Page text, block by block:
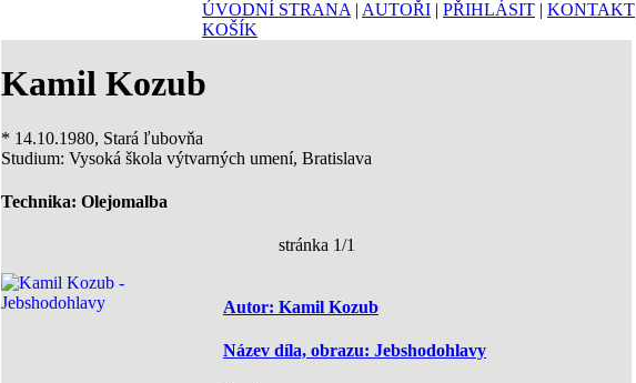
ÚVODNÍ STRANA | AUTOŘI | PŘIHLÁSIT | KONTAKT
KOŠÍK
Kamil Kozub
* 14.10.1980, Stará ľubovňa
Studium: Vysoká škola výtvarných umení, Bratislava
Technika: Olejomalba
stránka 1/1
Autor: Kamil Kozub
Název díla, obrazu: Jebshodohlavy